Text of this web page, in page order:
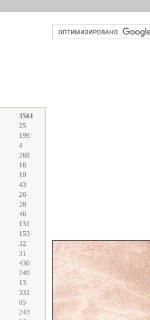
3561
25
199
4
268
16
10
43
26
28
46
131
153
32
31
430
249
13
331
65
243